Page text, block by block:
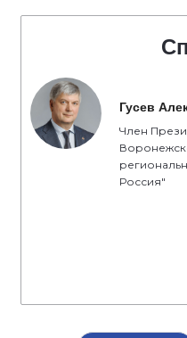
Гусев
Член
Россия"